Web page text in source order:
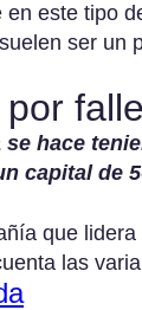
en este tipo
ser un
hace
capital de
que
las